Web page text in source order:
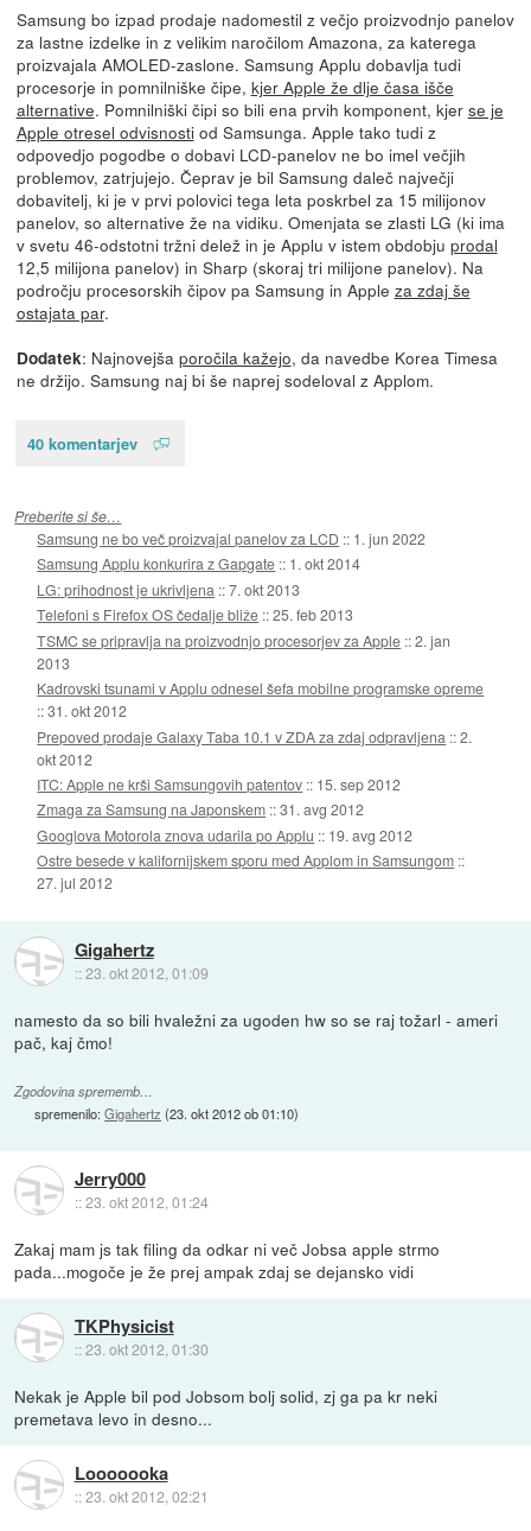
Samsung bo izpad prodaje nadomestil z večjo proizvodnjo panelov
za lastne izdelke in z velikim naročilom Amazona, za katerega
proizvajala AMOLED-zaslone. Samsung Applu dobavlja tudi
procesorje in pomnilniške čipe, kjer Apple že dlje časa išče
alternative. Pomnilniški čipi so bili ena prvih komponent, kjer se je
Apple otresel odvisnostiod Samsunga. Apple tako tudi z
odpovedjo pogodbe o dobavi LCD-panelov ne bo imel večjih
problemov, zatrjujejo. Čeprav je bil Samsung daleč največji
dobavitelj, ki je v prvi polovici tega leta poskrbel za 15 milijonov
panelov, so alternative že na vidiku. Omenjata se zlasti LG (ki ima
v svetu 46-odstotni tržni delež in je Applu v istem obdobju prodal
12,5 milijona panelov) in Sharp (skoraj tri milijone panelov). Na
področju procesorskih čipov pa Samsung in Apple za zdaj še
ostajata par.
Dodatek: Najnovejša poročila kažejo, da navedbe Korea Timesa
ne držijo. Samsung naj bi še naprej sodeloval z Applom.
40 komentarjev
Preberite si še…
Samsung ne bo več proizvajal panelov za LCD :: 1. jun 2022
Samsung Applu konkurira z Gapgate :: 1. okt 2014
LG: prihodnost je ukrivljena ::7. okt 2013
Telefoni s Firefox OS čedalje bliže ::25. feb 2013
TSMC se pripravlja na proizvodnjo procesorjev za Apple ::2. jan
2013
Kadrovski tsunami v Applu odnesel šefa mobilne programske opreme
::31. okt 2012
Prepoved prodaje Galaxy Taba 10.1 v ZDA za zdaj odpravljena ::2.
okt 2012
ITC: Apple ne krši Samsungovih patentov :: 15. sep 2012
Zmaga za Samsung na Japonskem ::31. avg 2012
Googlova Motorola znova udarila po Applu :: 19. avg 2012
Ostre besede v kalifornijskem sporu med Applom in Samsungom ::
27. jul 2012
Gigahertz
::23. okt 2012, 01:09
namesto da so bili hvaležni za ugoden hw so se raj tožarl - ameri
pač, kaj čmo!
Zgodovina sprememb…
spremenilo:Gigahertz (23. okt 2012 ob 01:10)
Jerry000
::23. okt 2012, 01:24
Zakaj mam js tak filing da odkar ni več Jobsa apple strmo
pada...mogoče je že prej ampak zdaj se dejansko vidi
TKPhysicist
::23. okt 2012, 01:30
Nekak je Apple bil pod Jobsom bolj solid, zj ga pa kr neki
premetava levo in desno...
Looooooka
::23. okt 2012, 02:21